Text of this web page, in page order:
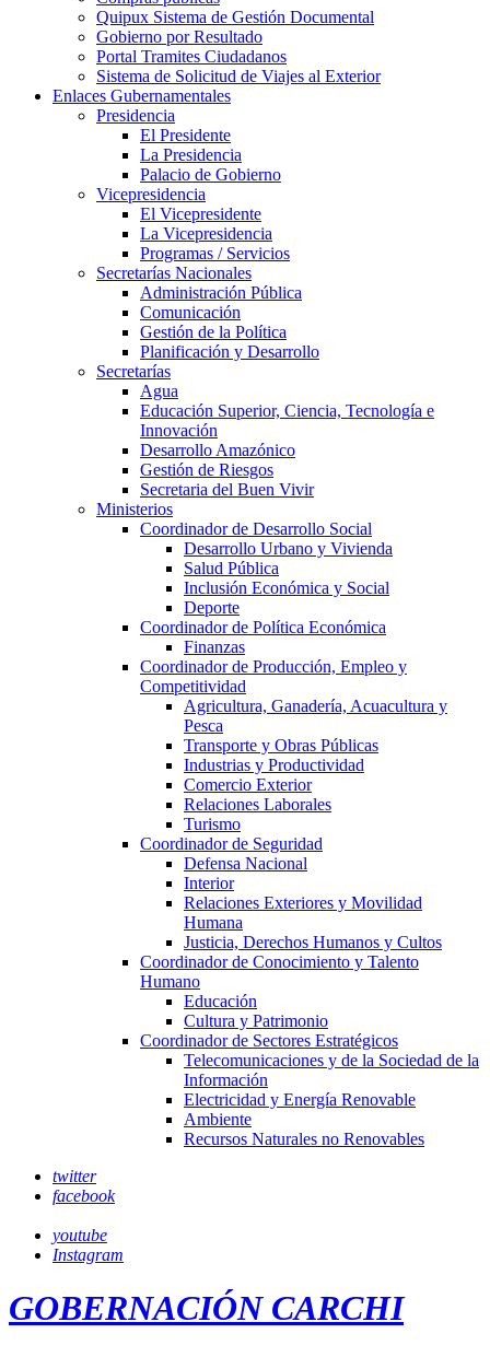
Quipux Sistema de Gestión Documental
Gobierno por Resultado
Portal Tramites Ciudadanos
Sistema de Solicitud de Viajes al Exterior
Enlaces Gubernamentales
Presidencia
El Presidente
La Presidencia
Palacio de Gobierno
Vicepresidencia
El Vicepresidente
La Vicepresidencia
Programas / Servicios
Secretarías Nacionales
Administración Pública
Comunicación
Gestión de la Política
Planificación y Desarrollo
Secretarías
Agua
Educación Superior, Ciencia, Tecnología e
Innovación
Desarrollo Amazónico
Gestión de Riesgos
Secretaria del Buen Vivir
Ministerios
Coordinador de Desarrollo Social
Desarrollo Urbano y Vivienda
Salud Pública
Inclusión Económica y Social
Deporte
Coordinador de Política Económica
Finanzas
Coordinador de Producción, Empleo y
Competitividad
Agricultura, Ganadería, Acuacultura y
Pesca
Transporte y Obras Públicas
Industrias y Productividad
Comercio Exterior
Relaciones Laborales
Turismo
Coordinador de Seguridad
Defensa Nacional
Interior
Relaciones Exteriores y Movilidad
Humana
Justicia, Derechos Humanos y Cultos
Coordinador de Conocimiento y Talento
Humano
Educación
Cultura y Patrimonio
Coordinador de Sectores Estratégicos
Telecomunicaciones y de la Sociedad de la
Información
Electricidad y Energía Renovable
Ambiente
Recursos Naturales no Renovables
twitter
facebook
youtube
Instagram
GOBERNACIÓN CARCHI